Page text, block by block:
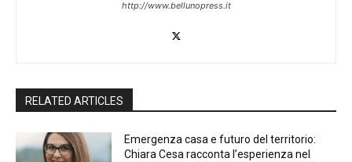
http://www.bellunopress.it
RELATED ARTICLES
Emergenza casa e futuro del territorio:
Chiara Cesa racconta l’esperienza nel